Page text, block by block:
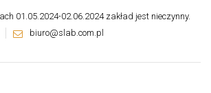
01.05.2024-02.06.2024 zakład jest nieczynny.
biuro@slab.com.pl